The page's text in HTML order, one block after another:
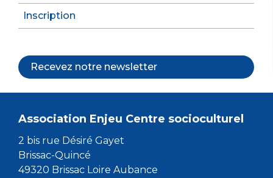
Inscription
Recevez notre newsletter
Association Enjeu Centre socioculturel
2 bis rue Désiré Gayet
Brissac-Quincé
49320 Brissac Loire Aubance